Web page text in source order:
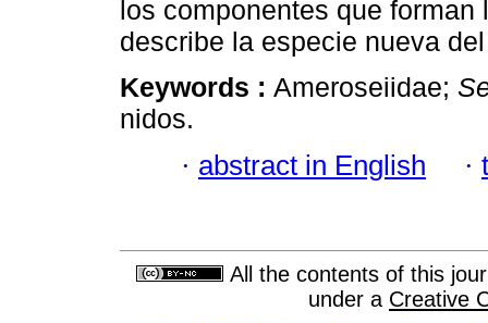
los componentes que
describe la especie nueva
Keywords : Ameroseiidae;
nidos.
· abstract in English ·
All the contents of this
under a Creative